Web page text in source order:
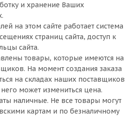
и хранение Ваших
на этом сайте работает система
страниц сайта, доступ к
сайта.
товары, которые имеются на
На момент создания заказа
на складах наших поставщиков
может измениться цена.
наличные. Не все товары могут
картам и по безналичному